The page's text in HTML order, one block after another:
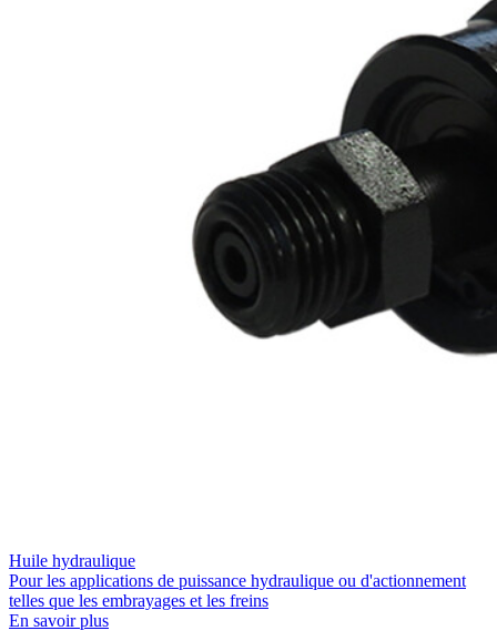
Huile hydraulique
Pour les applications de puissance hydraulique ou d'actionnement
telles que les embrayages et les freins
En savoir plus